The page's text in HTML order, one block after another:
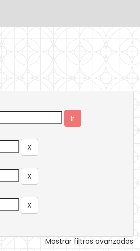
Mostrar filtros avanzados